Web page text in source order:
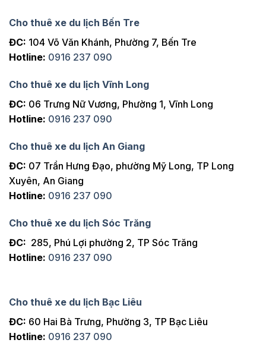
Cho thuê xe du lịch Bến Tre
ĐC: 104 Võ Văn Khánh, Phường 7, Bến Tre
Hotline: 0916 237 090
Cho thuê xe du lịch Vĩnh Long
ĐC: 06 Trưng Nữ Vương, Phường 1, Vĩnh Long
Hotline: 0916 237 090
Cho thuê xe du lịch An Giang
ĐC: 07 Trần Hưng Đạo, phường Mỹ Long, TP Long
Xuyên, An Giang
Hotline: 0916 237 090
Cho thuê xe du lịch Sóc Trăng
ĐC: 285, Phú Lợi phường 2, TP Sóc Trăng
Hotline: 0916 237 090
Cho thuê xe du lịch Bạc Liêu
ĐC: 60 Hai Bà Trưng, Phường 3, TP Bạc Liêu
Hotline: 0916 237 090